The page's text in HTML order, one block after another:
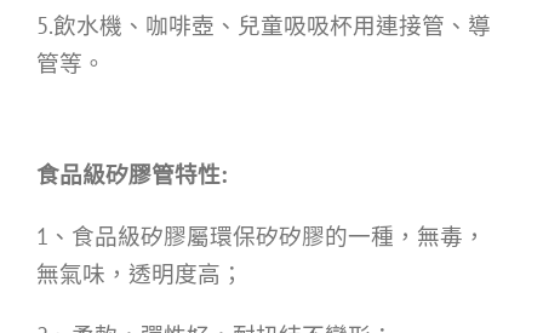
5.飲水機、咖啡壺、兒童吸吸杯用連接管、導
管等。
食品級矽膠管特性:
1、食品級矽膠屬環保矽矽膠的一種，無毒，
無氣味，透明度高；